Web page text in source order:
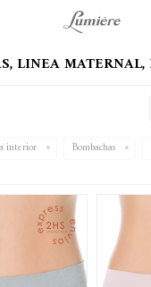
LINEA
interior Bombachas